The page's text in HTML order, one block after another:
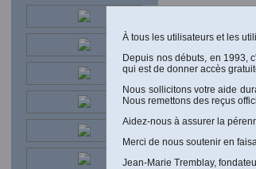
“Vers un
[Autorisation
À tous les utilisateurs et les
Depuis nos débuts, en 1993,
qui est de donner accès
Nous sollicitons votre aide
Nous remettons des reçus
Aidez-nous à assurer la
Merci de nous soutenir en
Jean-Marie Tremblay,